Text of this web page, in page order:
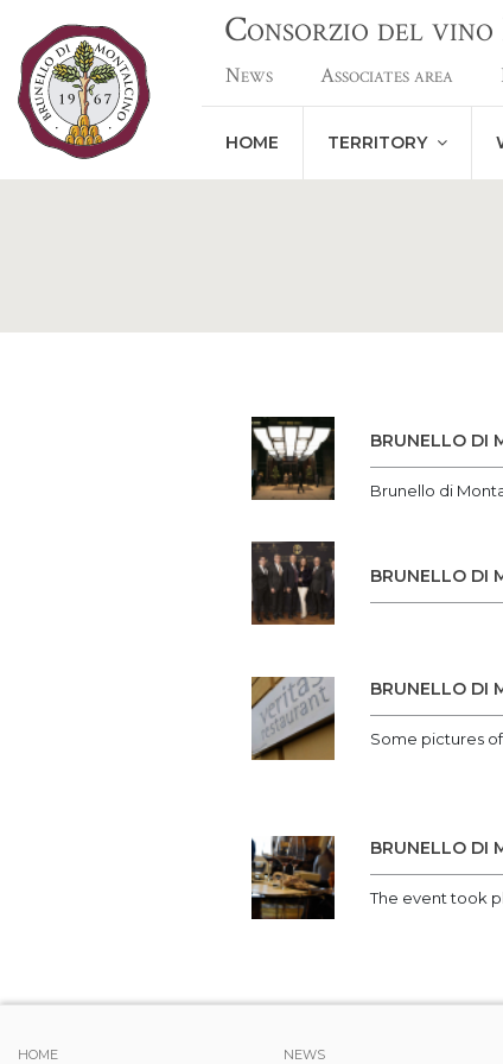
Consorzio del
News Associates area
HOME TERRITORY
BRUNELLO DI
Brunello di
BRUNELLO DI
BRUNELLO DI
Some pictures
BRUNELLO DI
The event took
HOME NEWS